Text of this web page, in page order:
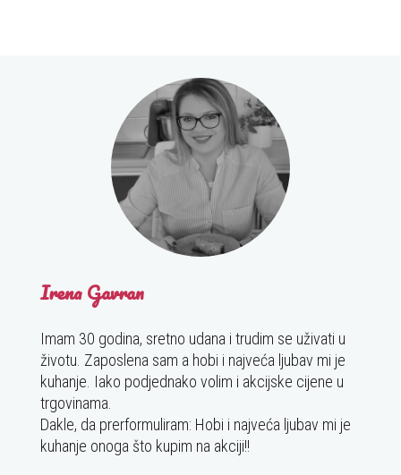
Irena Gavran
Imam 30 godina, sretno udana i trudim se uživati u
životu. Zaposlena sam a hobi i najveća ljubav mi je
kuhanje. Iako podjednako volim i akcijske cijene u
trgovinama.
Dakle, da prerformuliram: Hobi i najveća ljubav mi je
kuhanje onoga što kupim na akciji!!